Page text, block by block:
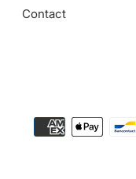
Contact
Betaalmethodes